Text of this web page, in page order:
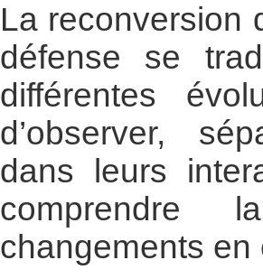
La reconversion
défense se
différentes
d’observer,
dans leurs
comprendre
changements en